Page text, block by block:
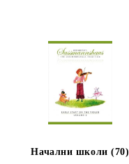
Начални школи (70)